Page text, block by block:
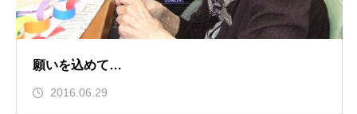
願いを込めて…
2016.06.29